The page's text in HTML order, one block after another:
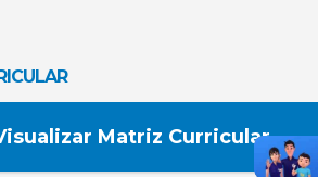
Matriz Curricular